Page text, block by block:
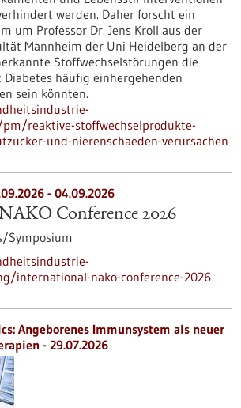
werden. Daher forscht ein
um Professor Dr. Jens Kroll aus der
Mannheim der Uni Heidelberg an der
Stoffwechselstörungen die
häufig einhergehenden
sein könnten.
reaktive-stoffwechselprodukte-
und-nierenschaeden-verursachen
- 04.09.2026
Conference 2026
Symposium
international-nako-conference-2026
Angeborenes Immunsystem als neuer
- 29.07.2026